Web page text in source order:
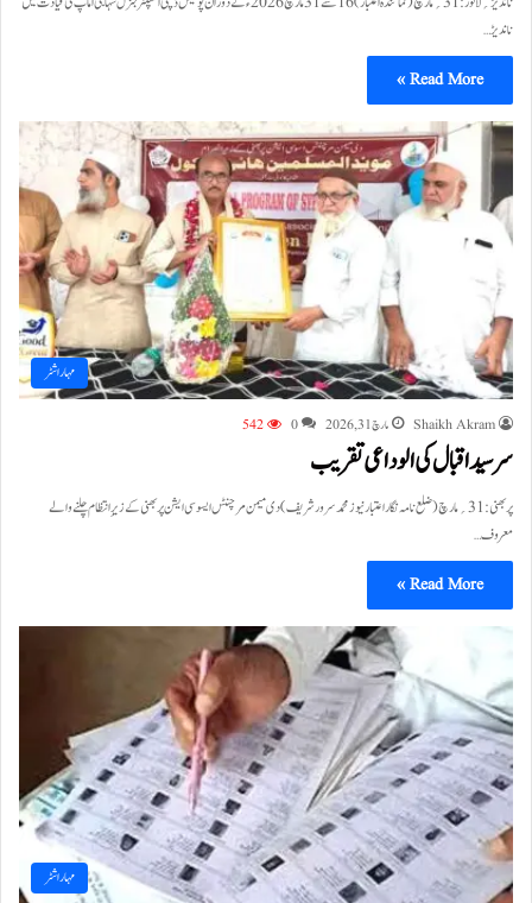
ناندیڑ…
Read More »
مہاراشٹر
Shaikh Akram مارچ 31, 2026 0
542
سر سید اقبال کی الوداعی تقریب
پربھنی:31؍مارچ (ضلع نامہ نگار اعتبار نیوز محمد سرور شریف)دی میمن مرچنٹس ایسوسی ایشن پربھنی کے زیرِ انتظام چلنے والے
معروف…
Read More »
مہاراشٹر